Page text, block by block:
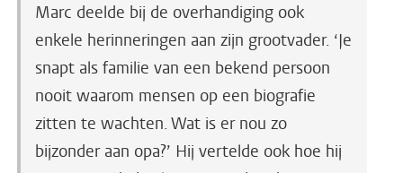
Marc deelde bij de overhandiging ook
enkele herinneringen aan zijn grootvader. ‘Je
snapt als familie van een bekend persoon
nooit waarom mensen op een biografie
zitten te wachten. Wat is er nou zo
bijzonder aan opa?’ Hij vertelde ook hoe hij